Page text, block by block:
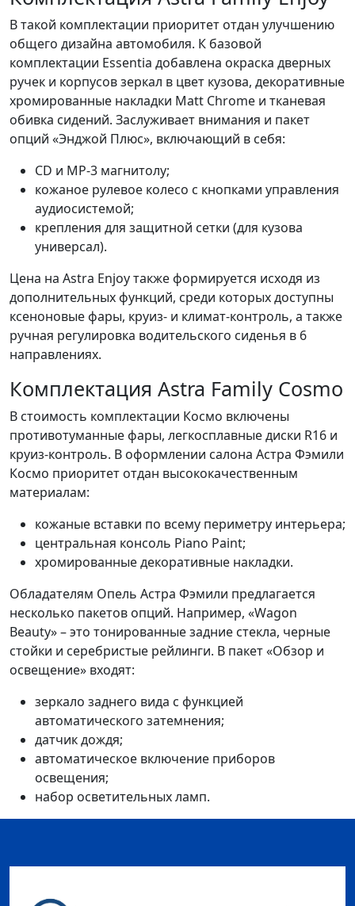
В такой комплектации приоритет отдан улучшению
общего дизайна автомобиля. К базовой
комплектации Essentia добавлена окраска дверных
ручек и корпусов зеркал в цвет кузова, декоративные
хромированные накладки Matt Chrome и тканевая
обивка сидений. Заслуживает внимания и пакет
опций «Энджой Плюс», включающий в себя:
CD и MP-3 магнитолу;
кожаное рулевое колесо с кнопками управления
аудиосистемой;
крепления для защитной сетки (для кузова
универсал).
Цена на Astra Enjoy также формируется исходя из
дополнительных функций, среди которых доступны
ксеноновые фары, круиз- и климат-контроль, а также
ручная регулировка водительского сиденья в 6
направлениях.
Комплектация Astra Family Cosmo
В стоимость комплектации Космо включены
противотуманные фары, легкосплавные диски R16 и
круиз-контроль. В оформлении салона Астра Фэмили
Космо приоритет отдан высококачественным
материалам:
кожаные вставки по всему периметру интерьера;
центральная консоль Piano Paint;
хромированные декоративные накладки.
Обладателям Опель Астра Фэмили предлагается
несколько пакетов опций. Например, «Wagon
Beauty» – это тонированные задние стекла, черные
стойки и серебристые рейлинги. В пакет «Обзор и
освещение» входят:
зеркало заднего вида с функцией
автоматического затемнения;
датчик дождя;
автоматическое включение приборов
освещения;
набор осветительных ламп.